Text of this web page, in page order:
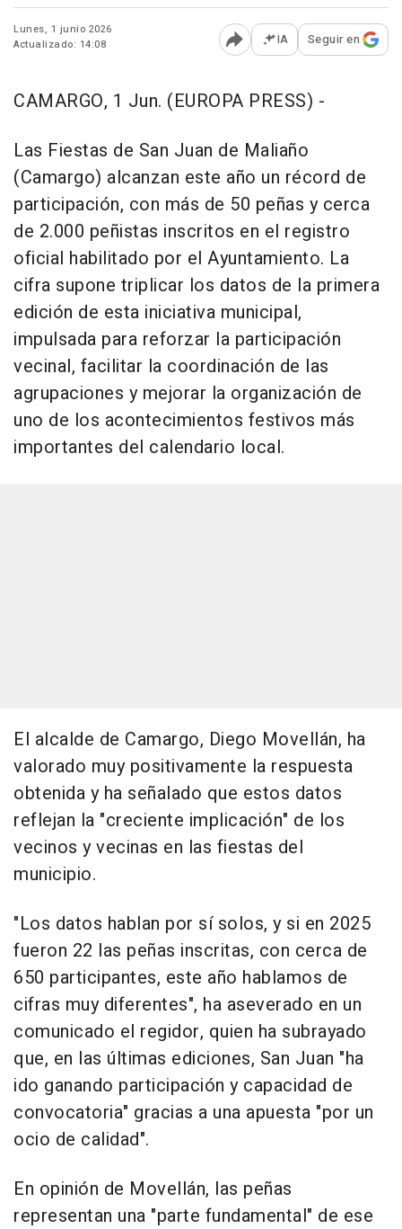
Lunes, 1 junio 2026
Actualizado: 14:08
Abrir opciones para
IA Seguir en
CAMARGO, 1 Jun. (EUROPA PRESS) -
Las Fiestas de San Juan de Maliaño
(Camargo) alcanzan este año un récord de
participación, con más de 50 peñas y cerca
de 2.000 peñistas inscritos en el registro
oficial habilitado por el Ayuntamiento. La
cifra supone triplicar los datos de la primera
edición de esta iniciativa municipal,
impulsada para reforzar la participación
vecinal, facilitar la coordinación de las
agrupaciones y mejorar la organización de
uno de los acontecimientos festivos más
importantes del calendario local.
El alcalde de Camargo, Diego Movellán, ha
valorado muy positivamente la respuesta
obtenida y ha señalado que estos datos
reflejan la "creciente implicación" de los
vecinos y vecinas en las fiestas del
municipio.
"Los datos hablan por sí solos, y si en 2025
fueron 22 las peñas inscritas, con cerca de
650 participantes, este año hablamos de
cifras muy diferentes", ha aseverado en un
comunicado el regidor, quien ha subrayado
que, en las últimas ediciones, San Juan "ha
ido ganando participación y capacidad de
convocatoria" gracias a una apuesta "por un
ocio de calidad".
En opinión de Movellán, las peñas
representan una "parte fundamental" de ese